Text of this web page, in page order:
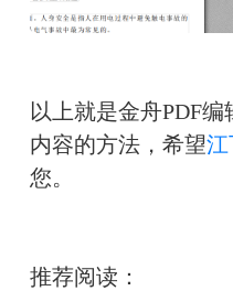
以上就是金舟PDF编
内容的方法，希望江
您。
推荐阅读：